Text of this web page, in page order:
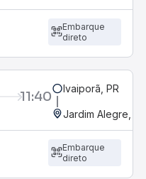
Embarque
direto
11:40 Ivaiporã, PR
Jardim Alegre, PR
Embarque
direto